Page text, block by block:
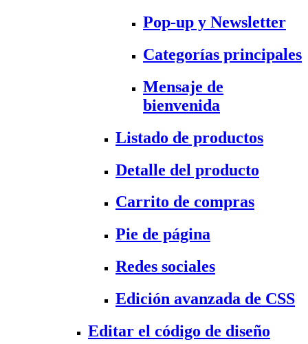
Pop-up y Newsletter
Categorías principales
Mensaje de
bienvenida
Listado de productos
Detalle del producto
Carrito de compras
Pie de página
Redes sociales
Edición avanzada de CSS
Editar el código de diseño